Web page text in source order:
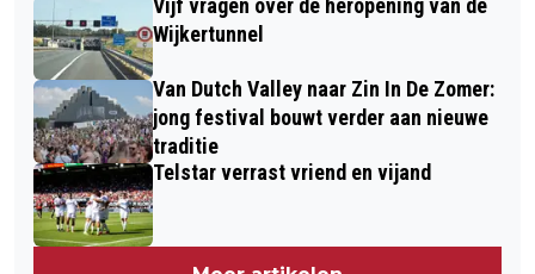
Wijkertunnel
Van Dutch Valley naar Zin In De Zomer:
jong festival bouwt verder aan nieuwe
traditie
Telstar verrast vriend en vijand